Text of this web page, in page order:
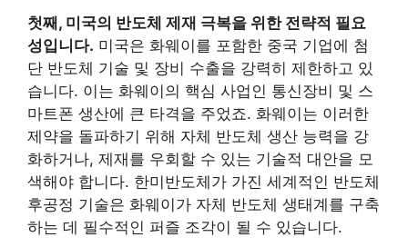
첫째, 미국의 반도체 제재 극복을 위한 전략적 필요
성입니다. 미국은 화웨이를 포함한 중국 기업에 첨
단 반도체 기술 및 장비 수출을 강력히 제한하고 있
습니다. 이는 화웨이의 핵심 사업인 통신장비 및 스
마트폰 생산에 큰 타격을 주었죠. 화웨이는 이러한
제약을 돌파하기 위해 자체 반도체 생산 능력을 강
화하거나, 제재를 우회할 수 있는 기술적 대안을 모
색해야 합니다. 한미반도체가 가진 세계적인 반도체
후공정 기술은 화웨이가 자체 반도체 생태계를 구축
하는 데 필수적인 퍼즐 조각이 될 수 있습니다.